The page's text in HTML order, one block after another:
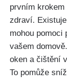
prvním
zdraví.
mohou pomoci
vašem
oken ‌a čištění
To pomůže